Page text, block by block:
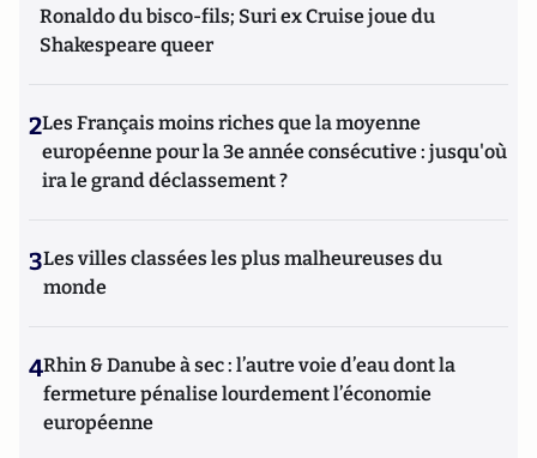
Ronaldo du bisco-fils; Suri ex Cruise joue du
Shakespeare queer
2Les Français moins riches que la moyenne
européenne pour la 3e année consécutive : jusqu'où
ira le grand déclassement ?
3Les villes classées les plus malheureuses du
monde
4Rhin & Danube à sec : l’autre voie d’eau dont la
fermeture pénalise lourdement l’économie
européenne